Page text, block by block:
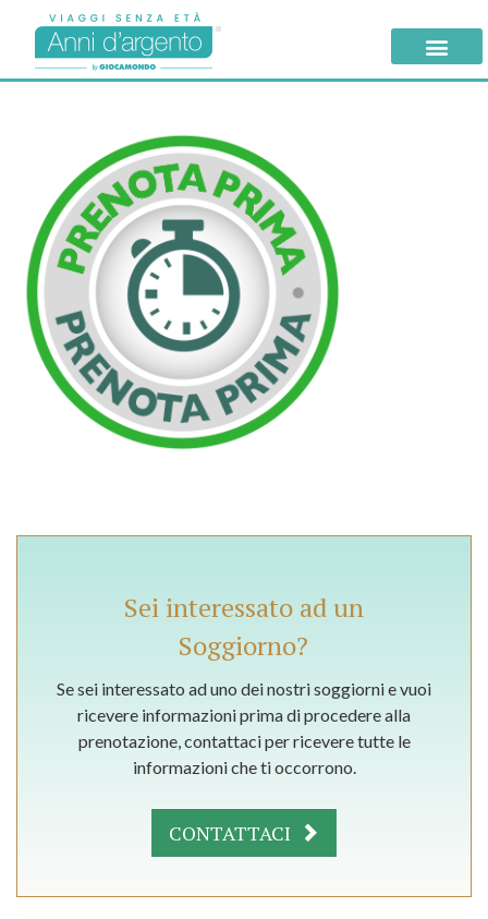
Sei interessato ad un
Soggiorno?
Se sei interessato ad uno dei nostri soggiorni e vuoi
ricevere informazioni prima di procedere alla
prenotazione, contattaci per ricevere tutte le
informazioni che ti occorrono.
CONTATTACI